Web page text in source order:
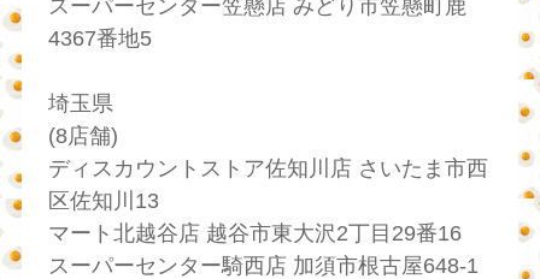
スーパーセンター笠懸店 みどり市笠懸町鹿
4367番地5
埼玉県
(8店舗)
ディスカウントストア佐知川店 さいたま市西
区佐知川13
マート北越谷店 越谷市東大沢2丁目29番16
スーパーセンター騎西店 加須市根古屋648-1